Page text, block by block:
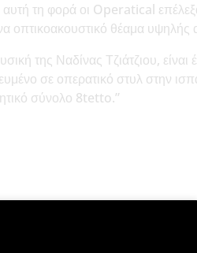
τη φορά οι Operatical
οπτικοακουστικό θέαμα υψηλής
της Ναδίνας Τζιάτζιου,
σε οπερατικό στυλ στην
σύνολο 8tetto.”